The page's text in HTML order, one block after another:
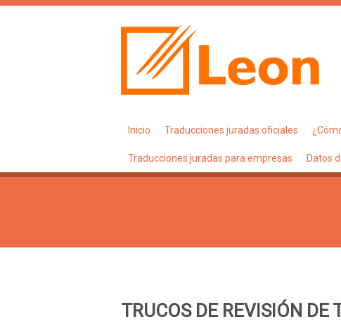
Inicio Traducciones juradas oficiales
Traducciones juradas para empresas Datos
TRUCOS DE REVISIÓN DE